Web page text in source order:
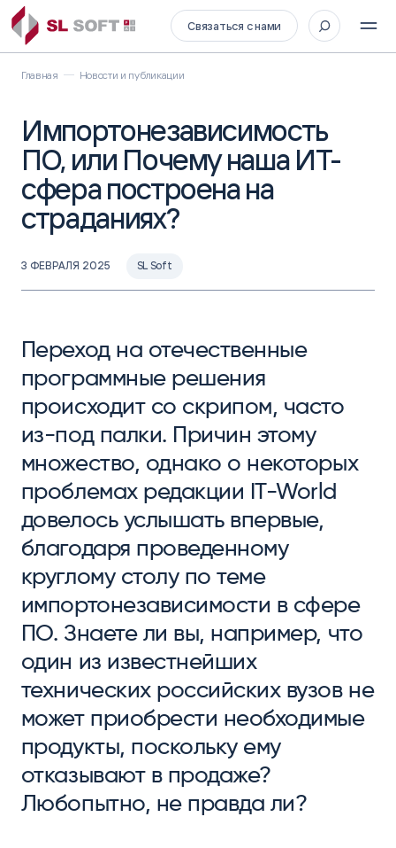
Связаться с нами
Главная Новости и публикации
Импортонезависимость
ПО, или Почему наша ИТ-
сфера построена на
страданиях?
3 ФЕВРАЛЯ 2025 SL Soft
Переход на отечественные
программные решения
происходит со скрипом, часто
из-под палки. Причин этому
множество, однако о некоторых
проблемах редакции IT-World
довелось услышать впервые,
благодаря проведенному
круглому столу по теме
импортонезависимости в сфере
ПО. Знаете ли вы, например, что
один из известнейших
технических российских вузов не
может приобрести необходимые
продукты, поскольку ему
отказывают в продаже?
Любопытно, не правда ли?